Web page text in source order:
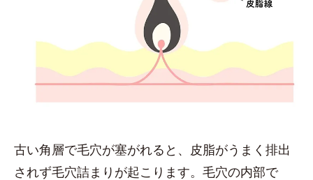
古い角層で毛穴が塞がれると、皮脂がうまく排出
されず毛穴詰まりが起こります。毛穴の内部で